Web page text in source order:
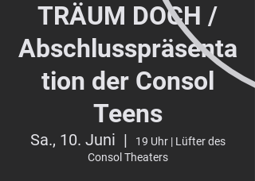
TRÄUM DOCH /
Abschlusspräsenta
tion der Consol
Teens
Sa., 10. Juni
  |
19 Uhr | Lüfter des
Consol Theaters